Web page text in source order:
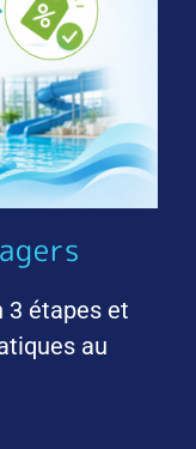
3 étapes et
au